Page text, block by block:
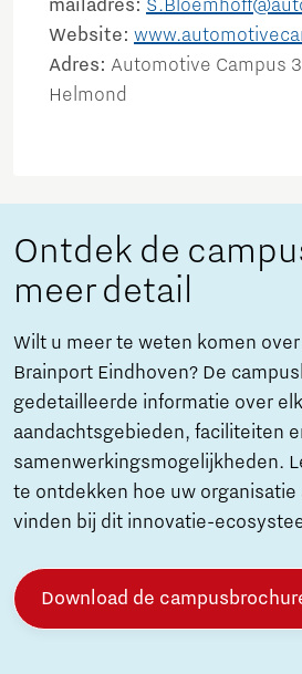
mailadres:
Website:
Adres: Automotive Campus
Helmond
Ontdek de
meer detail
Wilt u meer te weten komen
Brainport Eindhoven? De
gedetailleerde informatie over
aandachtsgebieden, faciliteiten
samenwerkingsmogelijkheden.
te ontdekken hoe uw organisatie
vinden bij dit innovatie-
Download de